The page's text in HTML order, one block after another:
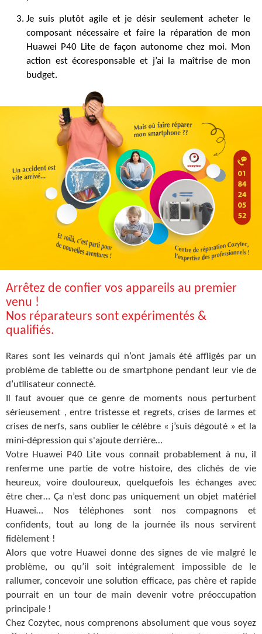
Je suis plutôt agile et je désir seulement acheter le
composant nécessaire et faire la réparation de mon
Huawei P40 Lite de façon autonome chez moi. Mon
action est écoresponsable et j’ai la maîtrise de mon
budget.
Arrêtez de confier vos appareils au premier
venu !
Nos réparateurs sont expérimentés &
qualifiés.
Rares sont les veinards qui n’ont jamais été affligés par un
problème de tablette ou de smartphone pendant leur vie de
d’utilisateur connecté.
Il faut avouer que ce genre de moments nous perturbent
sérieusement , entre tristesse et regrets, crises de larmes et
crises de nerfs, sans oublier le célèbre « j’suis dégouté » et la
mini-dépression qui s'ajoute derrière…
Votre Huawei P40 Lite vous connait probablement à nu, il
renferme une partie de votre histoire, des clichés de vie
heureux, voire douloureux, quelquefois les échanges avec
être cher… Ça n’est donc pas uniquement un objet matériel
Huawei… Nos téléphones sont nos compagnons et
confidents, tout au long de la journée ils nous servirent
fidèlement !
Alors que votre Huawei donne des signes de vie malgré le
problème, ou qu’il soit intégralement impossible de le
rallumer, concevoir une solution efficace, pas chère et rapide
pourrait en un tour de main devenir votre préoccupation
principale !
Chez Cozytec, nous comprenons absolument que vous soyez